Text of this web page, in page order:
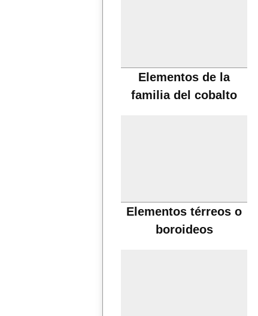
Elementos de la
familia del cobalto
Elementos térreos o
boroideos